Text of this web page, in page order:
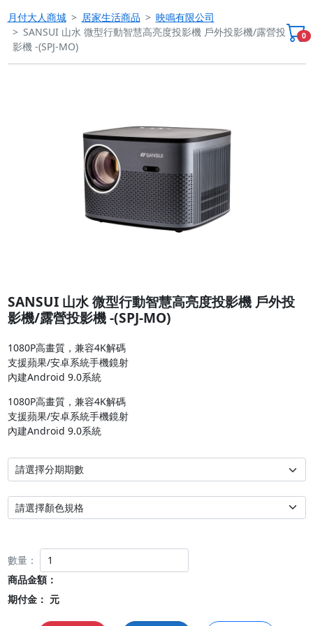
月付大人商城 居家生活商品
映鳴有限公司
SANSUI 山水 微型行動智慧高亮度投影機 戶外投影機/露營投
影機 -(SPJ-MO)
0
SANSUI 山水 微型行動智慧高亮度投影機 戶外投
影機/露營投影機 -(SPJ-MO)
1080P高畫質，兼容4K解碼
支援蘋果/安卓系統手機鏡射
內建Android 9.0系統
1080P高畫質，兼容4K解碼
支援蘋果/安卓系統手機鏡射
內建Android 9.0系統
數量：
商品金額：
期付金： 元